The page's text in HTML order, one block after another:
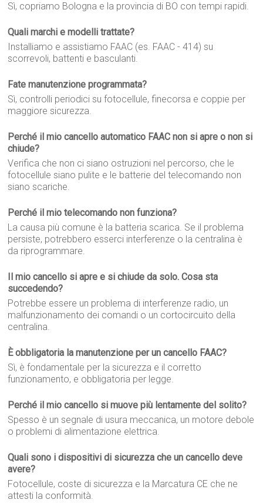
Sì, copriamo Bologna e la provincia di BO con tempi rapidi.
Quali marchi e modelli trattate?
Installiamo e assistiamo FAAC (es. FAAC - 414) su
scorrevoli, battenti e basculanti.
Fate manutenzione programmata?
Sì, controlli periodici su fotocellule, finecorsa e coppie per
maggiore sicurezza.
Perché il mio cancello automatico FAAC non si apre o non si
chiude?
Verifica che non ci siano ostruzioni nel percorso, che le
fotocellule siano pulite e le batterie del telecomando non
siano scariche.
Perché il mio telecomando non funziona?
La causa più comune è la batteria scarica. Se il problema
persiste, potrebbero esserci interferenze o la centralina è
da riprogrammare.
Il mio cancello si apre e si chiude da solo. Cosa sta
succedendo?
Potrebbe essere un problema di interferenze radio, un
malfunzionamento dei comandi o un cortocircuito della
centralina.
È obbligatoria la manutenzione per un cancello FAAC?
Sì, è fondamentale per la sicurezza e il corretto
funzionamento, e obbligatoria per legge.
Perché il mio cancello si muove più lentamente del solito?
Spesso è un segnale di usura meccanica, un motore debole
o problemi di alimentazione elettrica.
Quali sono i dispositivi di sicurezza che un cancello deve
avere?
Fotocellule, coste di sicurezza e la Marcatura CE che ne
attesti la conformità.